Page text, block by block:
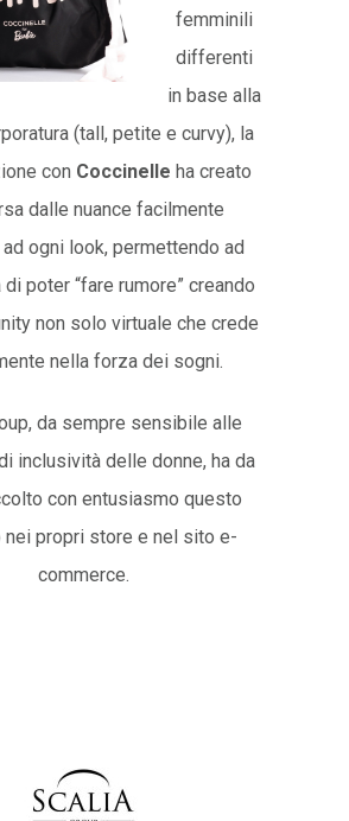
femminili
differenti
in base alla
(tall, petite e curvy), la
con Coccinelle ha creato
dalle nuance facilmente
ogni look, permettendo ad
poter “fare rumore” creando
non solo virtuale che crede
nella forza dei sogni.
da sempre sensibile alle
inclusività delle donne, ha da
con entusiasmo questo
nei propri store e nel sito e-
commerce.